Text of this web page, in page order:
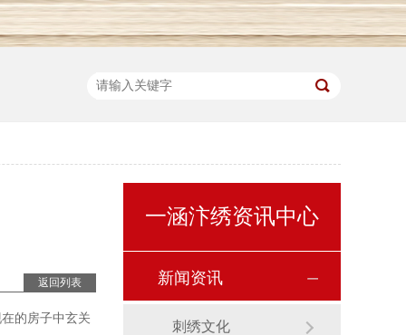
返回列表
的房子中玄关
一涵汴绣资讯中心
新闻资讯
刺绣文化